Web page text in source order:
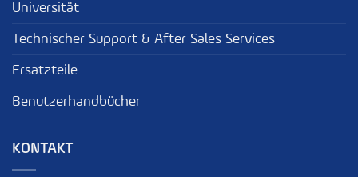
Universität
Technischer Support & After Sales Services
Ersatzteile
Benutzerhandbücher
KONTAKT